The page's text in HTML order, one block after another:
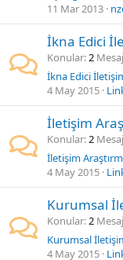
11 Mar 2013
İkna Edici
Konular 2
İkna Edici
4 May 2015
İletişim
Konular 2
İletişim
4 May 2015
Kurumsal
Konular 2
Kurumsal
4 May 2015